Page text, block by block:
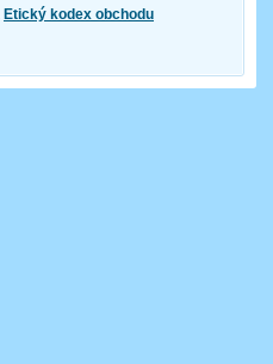
Etický kodex obchodu